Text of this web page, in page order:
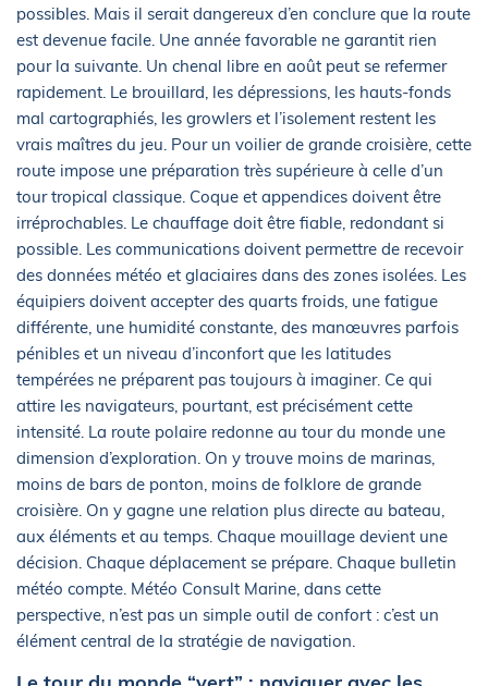
possibles. Mais il serait dangereux d’en conclure que la route
est devenue facile. Une année favorable ne garantit rien
pour la suivante. Un chenal libre en août peut se refermer
rapidement. Le brouillard, les dépressions, les hauts-fonds
mal cartographiés, les growlers et l’isolement restent les
vrais maîtres du jeu. Pour un voilier de grande croisière, cette
route impose une préparation très supérieure à celle d’un
tour tropical classique. Coque et appendices doivent être
irréprochables. Le chauffage doit être fiable, redondant si
possible. Les communications doivent permettre de recevoir
des données météo et glaciaires dans des zones isolées. Les
équipiers doivent accepter des quarts froids, une fatigue
différente, une humidité constante, des manœuvres parfois
pénibles et un niveau d’inconfort que les latitudes
tempérées ne préparent pas toujours à imaginer. Ce qui
attire les navigateurs, pourtant, est précisément cette
intensité. La route polaire redonne au tour du monde une
dimension d’exploration. On y trouve moins de marinas,
moins de bars de ponton, moins de folklore de grande
croisière. On y gagne une relation plus directe au bateau,
aux éléments et au temps. Chaque mouillage devient une
décision. Chaque déplacement se prépare. Chaque bulletin
météo compte. Météo Consult Marine, dans cette
perspective, n’est pas un simple outil de confort : c’est un
élément central de la stratégie de navigation.